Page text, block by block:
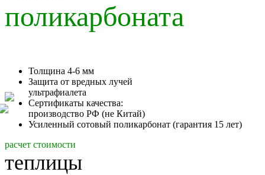
поликарбоната
Толщина 4-6 мм
Защита от вредных лучей
ультрафиалета
Сертификаты качества:
производство РФ (не Китай)
Усиленный сотовый поликарбонат (гарантия 15 лет)
расчет стоимости
теплицы